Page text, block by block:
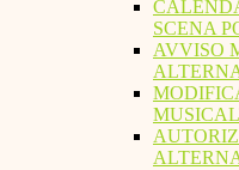
SCENA
AVVISO